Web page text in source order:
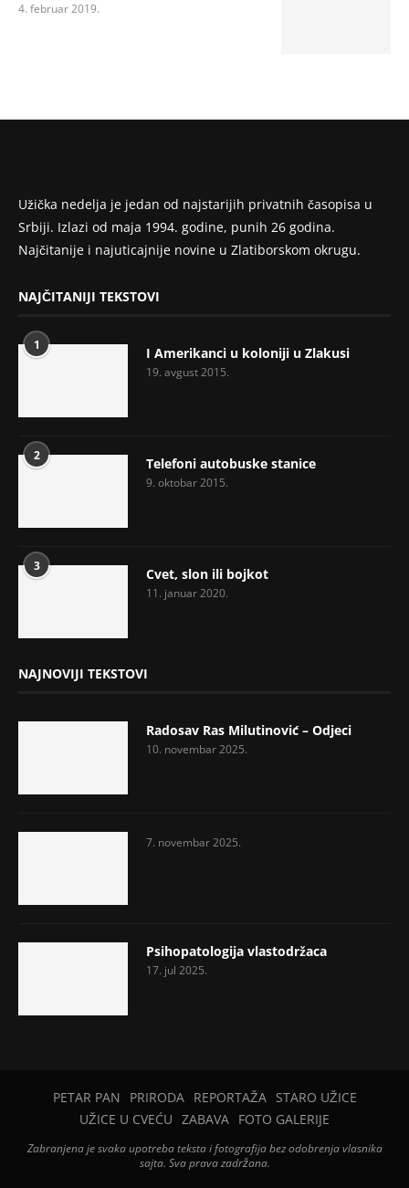
4. februar 2019.
Užička nedelja je jedan od najstarijih privatnih časopisa u
Srbiji. Izlazi od maja 1994. godine, punih 26 godina.
Najčitanije i najuticajnije novine u Zlatiborskom okrugu.
NAJČITANIJI TEKSTOVI
1 I Amerikanci u koloniji u Zlakusi
19. avgust 2015.
2 Telefoni autobuske stanice
9. oktobar 2015.
3 Cvet, slon ili bojkot
11. januar 2020.
NAJNOVIJI TEKSTOVI
Radosav Ras Milutinović – Odjeci
10. novembar 2025.
7. novembar 2025.
Psihopatologija vlastodržaca
17. jul 2025.
PETAR PAN PRIRODA REPORTAŽA
STARO UŽICE
UŽICE U CVEĆU ZABAVA FOTO GALERIJE
Zabranjena je svaka upotreba teksta i fotografija bez odobrenja vlasnika
sajta. Sva prava zadržana.